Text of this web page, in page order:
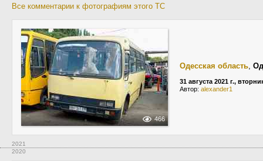
Все комментарии к фотографиям этого ТС
466
Одесская область,
31 августа 2021 г.,
Автор: alexander1
2021
2020